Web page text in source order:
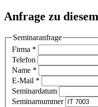
Anfrage zu
Seminaranfrage
Firma *
Telefon
Name *
E-Mail *
Seminardatum
Seminarnummer